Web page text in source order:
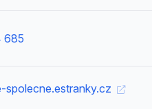
685
spolecne.estranky.cz